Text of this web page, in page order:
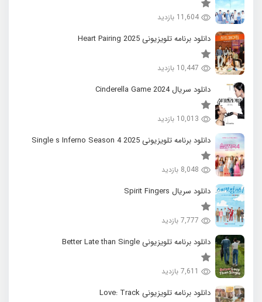
11,604 بازدید
دانلود برنامه تلویزیونی 2025 Heart Pairing
10,447 بازدید
دانلود سریال 2024 Cinderella Game
10,013 بازدید
دانلود برنامه تلویزیونی 2025 Single s Inferno Season 4
8,048 بازدید
دانلود سریال Spirit Fingers
7,777 بازدید
دانلود برنامه تلویزیونی Better Late than Single
7,611 بازدید
دانلود برنامه تلویزیونی Love: Track